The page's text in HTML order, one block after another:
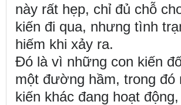
này rất hẹp, chỉ đủ chỗ
kiến đi qua, nhưng tình
hiếm khi xảy ra.
Đó là vì những con kiến
một đường hầm, trong đó
kiến khác đang hoạt